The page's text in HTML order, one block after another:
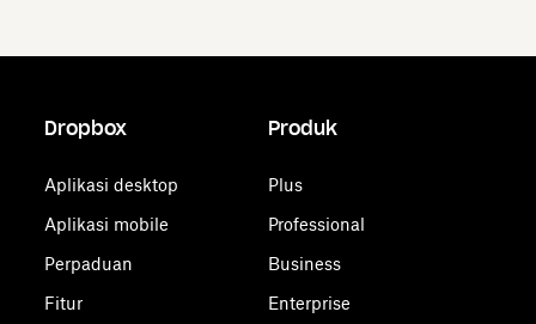
Dropbox
Aplikasi desktop
Aplikasi mobile
Perpaduan
Fitur
Produk
Plus
Professional
Business
Enterprise